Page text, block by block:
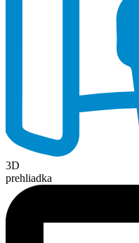
3D
prehliadka